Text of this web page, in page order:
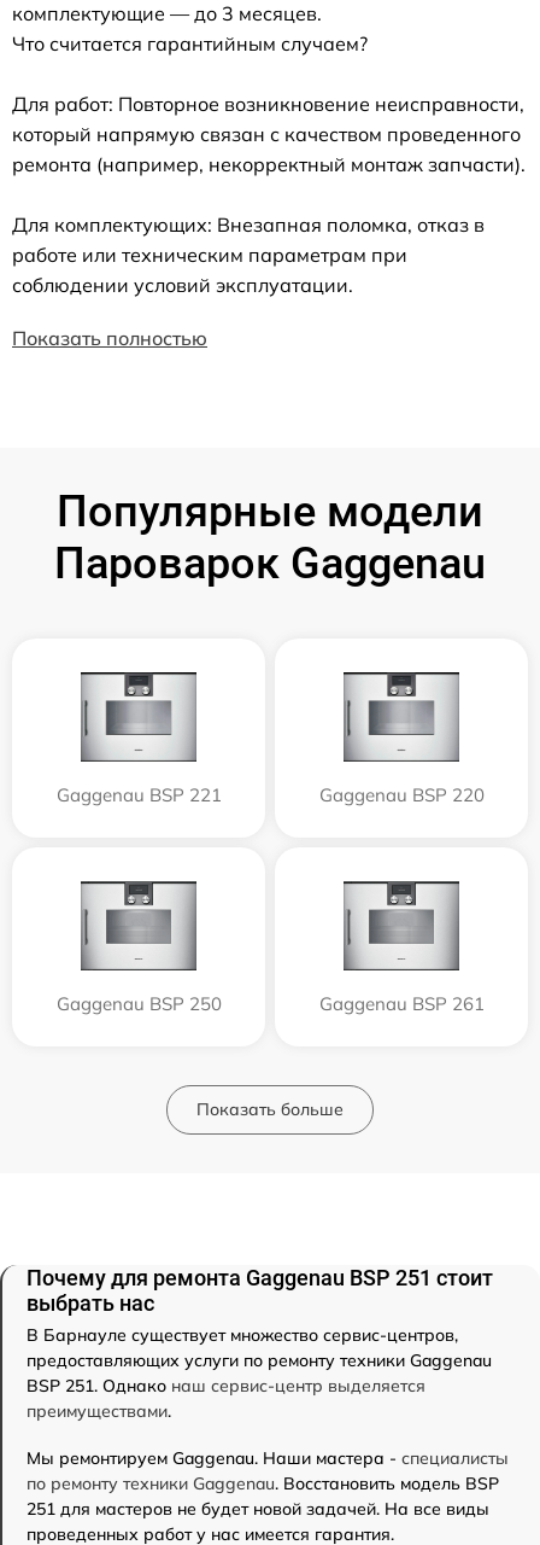
комплектующие — до 3 месяцев.
Что считается гарантийным случаем?
Для работ: Повторное возникновение неисправности,
который напрямую связан с качеством проведенного
ремонта (например, некорректный монтаж запчасти).
Для комплектующих: Внезапная поломка, отказ в
работе или техническим параметрам при
соблюдении условий эксплуатации.
Показать полностью
Популярные модели
Пароварок Gaggenau
Gaggenau BSP 221 Gaggenau BSP 220
Gaggenau BSP 250 Gaggenau BSP 261
Показать больше
Почему для ремонта Gaggenau BSP 251 стоит
выбрать нас
В Барнауле существует множество сервис-центров,
предоставляющих услуги по ремонту техники Gaggenau
BSP 251. Однако наш сервис-центр выделяется
преимуществами.
Мы ремонтируем Gaggenau. Наши мастера - специалисты
по ремонту техники Gaggenau. Восстановить модель BSP
251 для мастеров не будет новой задачей. На все виды
проведенных работ у нас имеется гарантия.